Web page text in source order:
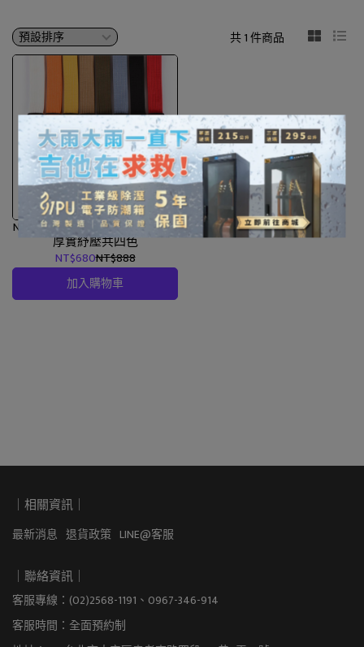
共 1 件商品
Neowood 吉他肩背帶 雙層3mm
厚實紓壓共四色
NT$680NT$888
加入購物車
｜相關資訊｜
最新消息 退貨政策 LINE@客服
｜聯絡資訊｜
客服專線：(02)2568-1191、0967-346-914
客服時間：全面預約制